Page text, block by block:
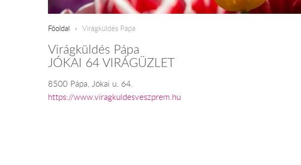
Főoldal Virágküldés Pápa
Virágküldés Pápa
JÓKAI 64 VIRÁGÜZLET
8500 Pápa, Jókai u. 64.
https://www.viragkuldesveszprem.hu